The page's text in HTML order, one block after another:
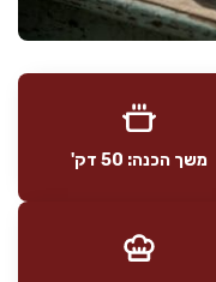
משך הכנה: 50 דק'